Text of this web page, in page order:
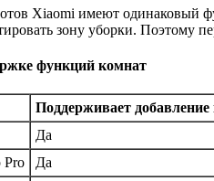
Xiaomi имеют одинаковый
зону уборки. Поэтому
функций комнат
Поддерживает
Да
Pro
Да